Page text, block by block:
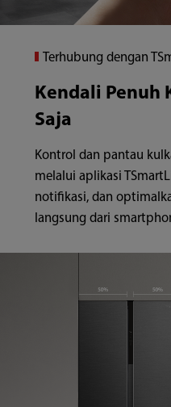
Terhubung dengan
Kendali Penuh
Saja
Kontrol dan pantau
melalui aplikasi
notifikasi, dan
langsung dari